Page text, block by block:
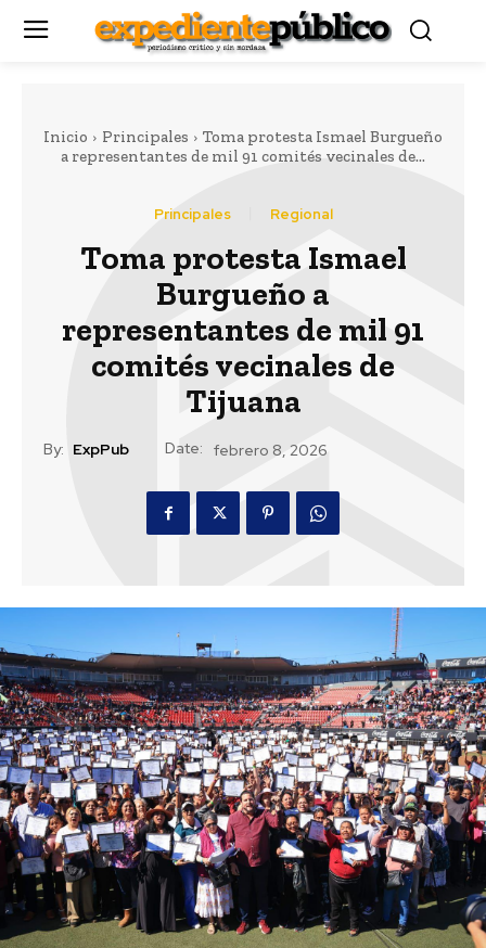
Inicio Principales
Toma protesta Ismael Burgueño
a representantes de mil 91 comités vecinales de...
Principales Regional
Toma protesta Ismael
Burgueño a
representantes de mil 91
comités vecinales de
Tijuana
By: ExpPub Date: febrero 8, 2026